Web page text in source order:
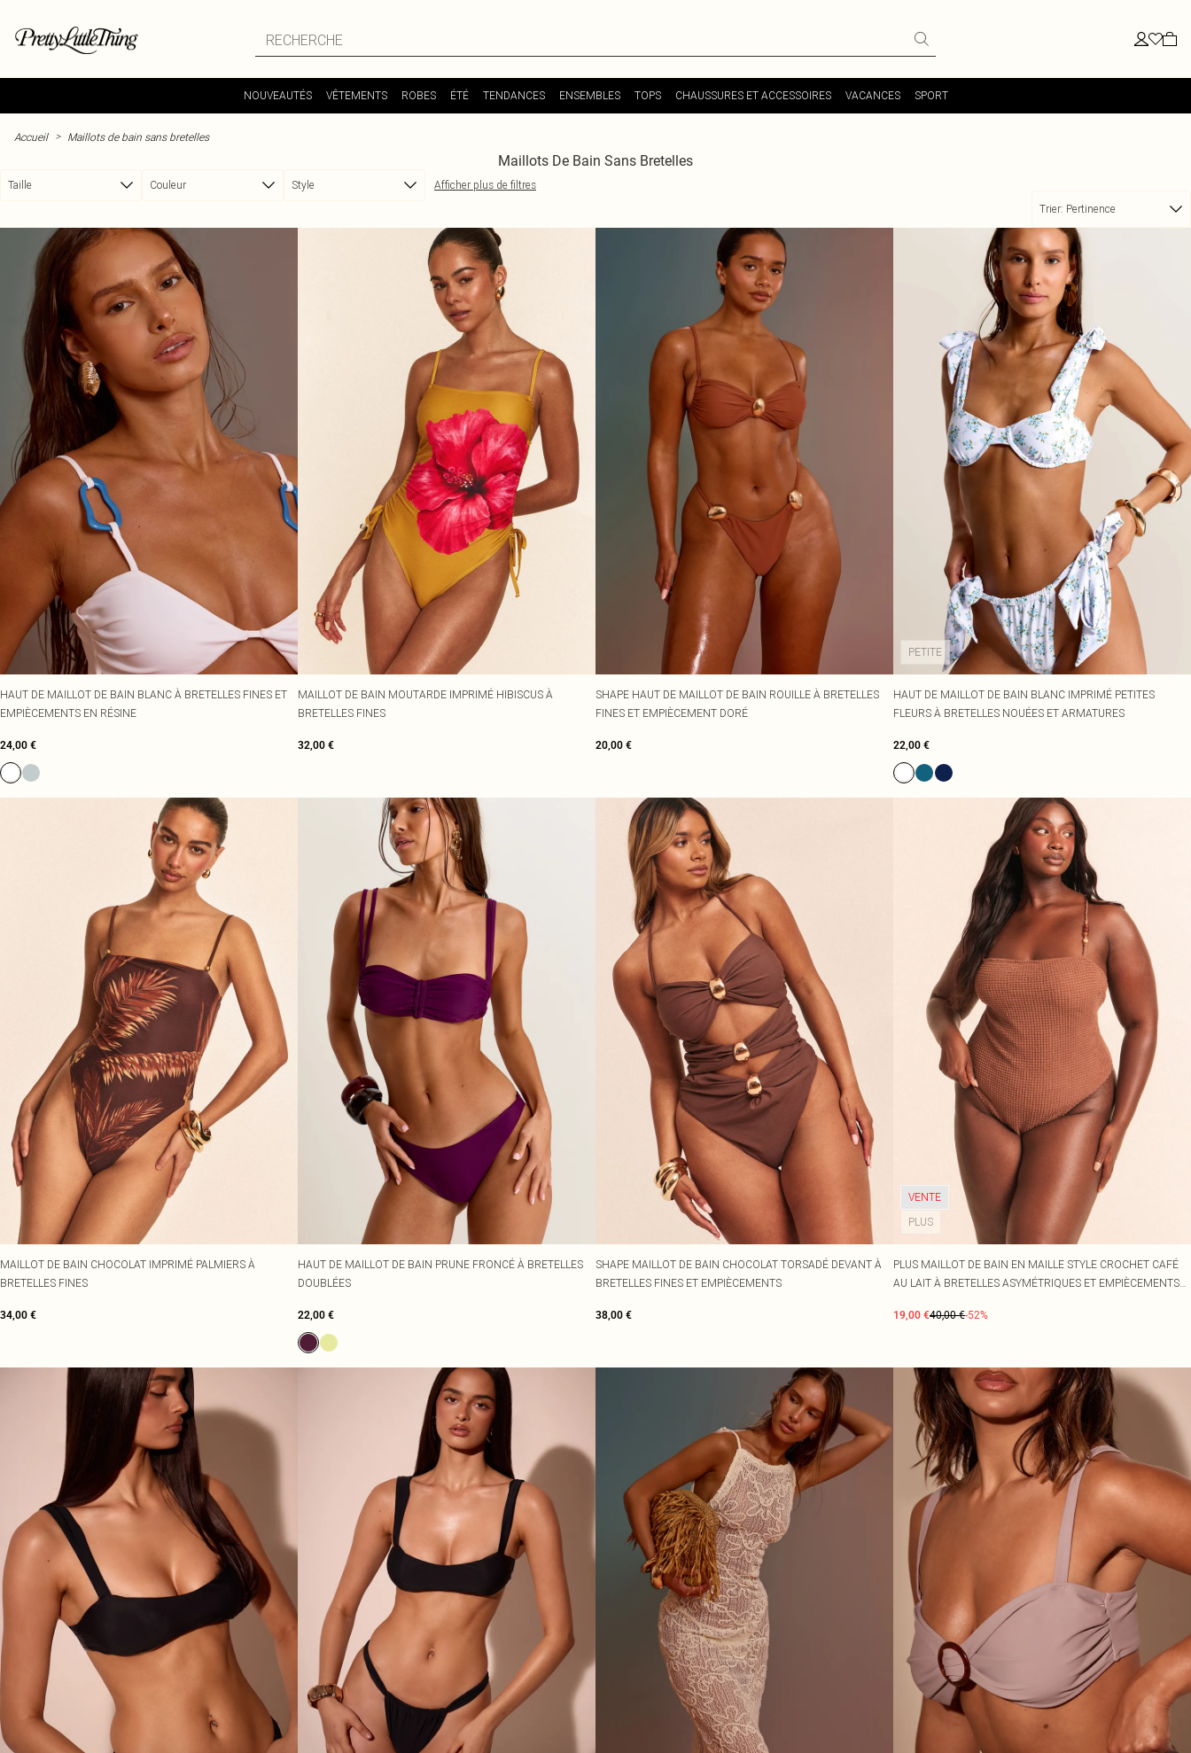
NOUVEAUTÉS VÊTEMENTS ROBES ÉTÉ TENDANCES ENSEMBLES TOPS CHAUSSURES ET ACCESSOIRES VACANCES SPORT
Accueil > Maillots de bain sans bretelles
Maillots De Bain Sans Bretelles
Taille Couleur Style
Afficher plus de filtres
Trier: Pertinence
HAUT DE MAILLOT DE BAIN BLANC À BRETELLES FINES ET
EMPIÈCEMENTS EN RÉSINE
24,00 €
MAILLOT DE BAIN MOUTARDE IMPRIMÉ HIBISCUS À
BRETELLES FINES
32,00 €
SHAPE HAUT DE MAILLOT DE BAIN ROUILLE À BRETELLES
FINES ET EMPIÈCEMENT DORÉ
20,00 €
PETITE
HAUT DE MAILLOT DE BAIN BLANC IMPRIMÉ PETITES
FLEURS À BRETELLES NOUÉES ET ARMATURES
22,00 €
MAILLOT DE BAIN CHOCOLAT IMPRIMÉ PALMIERS À
BRETELLES FINES
34,00 €
HAUT DE MAILLOT DE BAIN PRUNE FRONCÉ À BRETELLES
DOUBLÉES
22,00 €
SHAPE MAILLOT DE BAIN CHOCOLAT TORSADÉ DEVANT À
BRETELLES FINES ET EMPIÈCEMENTS
38,00 €
VENTE
PLUS
PLUS MAILLOT DE BAIN EN MAILLE STYLE CROCHET CAFÉ
AU LAIT À BRETELLES ASYMÉTRIQUES ET EMPIÈCEMENTS
19,00 €40,00 €-52%